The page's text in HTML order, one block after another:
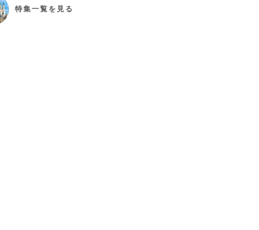
特集一覧を見る